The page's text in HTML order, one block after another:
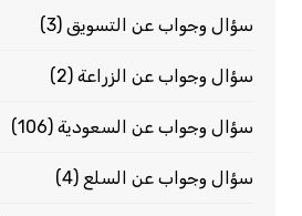
سؤال وجواب عن التسويق (3)
سؤال وجواب عن الزراعة(2)
سؤال وجواب عن السعودية(106)
سؤال وجواب عن السلع (4)